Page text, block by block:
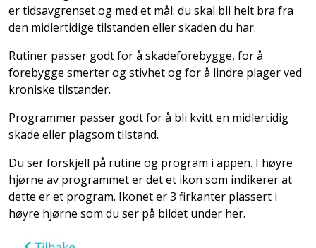
er tidsavgrenset og med et mål: du skal bli helt bra fra
den midlertidige tilstanden eller skaden du har.
Rutiner passer godt for å skadeforebygge, for å
forebygge smerter og stivhet og for å lindre plager ved
kroniske tilstander.
Programmer passer godt for å bli kvitt en midlertidig
skade eller plagsom tilstand.
Du ser forskjell på rutine og program i appen. I høyre
hjørne av programmet er det et ikon som indikerer at
dette er et program. Ikonet er 3 firkanter plassert i
høyre hjørne som du ser på bildet under her.